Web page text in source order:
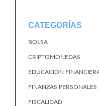
CATEGORÍAS
BOLSA
CRIPTOMONEDAS
EDUCACION
FINANZAS PERSONALES
FISCALIDAD